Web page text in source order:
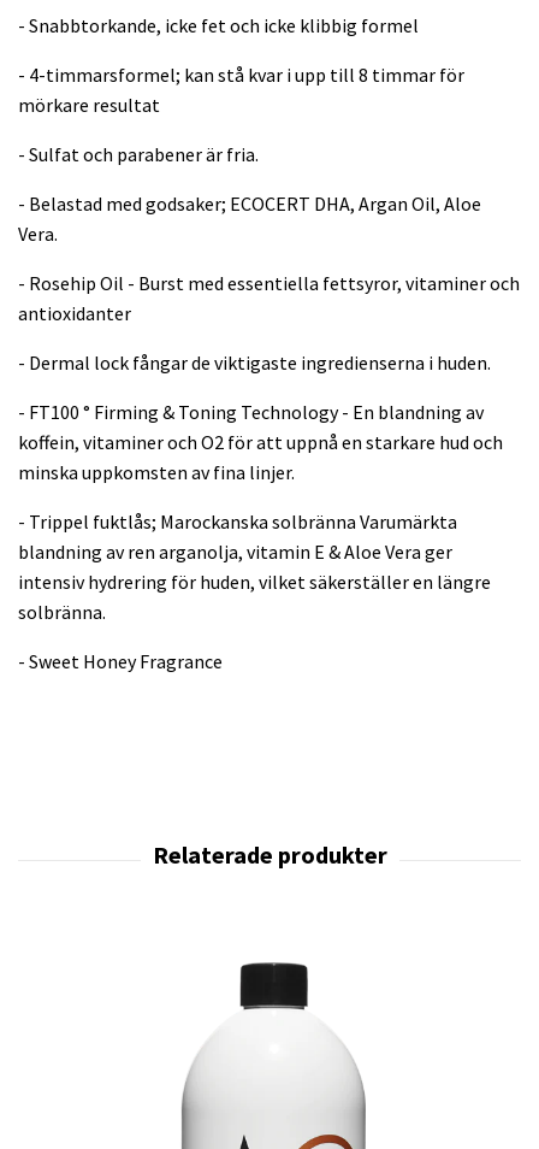
- Snabbtorkande, icke fet och icke klibbig formel
- 4-timmarsformel; kan stå kvar i upp till 8 timmar för
mörkare resultat
- Sulfat och parabener är fria.
- Belastad med godsaker; ECOCERT DHA, Argan Oil, Aloe
Vera.
- Rosehip Oil - Burst med essentiella fettsyror, vitaminer och
antioxidanter
- Dermal lock fångar de viktigaste ingredienserna i huden.
- FT100 ° Firming & Toning Technology - En blandning av
koffein, vitaminer och O2 för att uppnå en starkare hud och
minska uppkomsten av fina linjer.
- Trippel fuktlås; Marockanska solbränna Varumärkta
blandning av ren arganolja, vitamin E & Aloe Vera ger
intensiv hydrering för huden, vilket säkerställer en längre
solbränna.
- Sweet Honey Fragrance